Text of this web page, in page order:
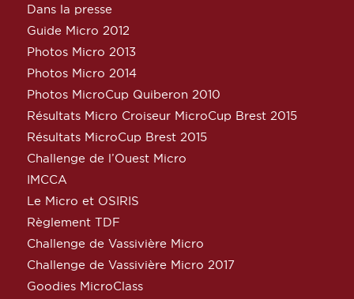
Dans la presse
Guide Micro 2012
Photos Micro 2013
Photos Micro 2014
Photos MicroCup Quiberon 2010
Résultats Micro Croiseur MicroCup Brest 2015
Résultats MicroCup Brest 2015
Challenge de l’Ouest Micro
IMCCA
Le Micro et OSIRIS
Règlement TDF
Challenge de Vassivière Micro
Challenge de Vassivière Micro 2017
Goodies MicroClass